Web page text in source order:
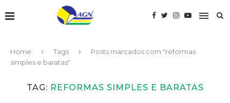
Home Tags
Posts marcados com "reformas
simples e baratas"
TAG: REFORMAS SIMPLES E BARATAS